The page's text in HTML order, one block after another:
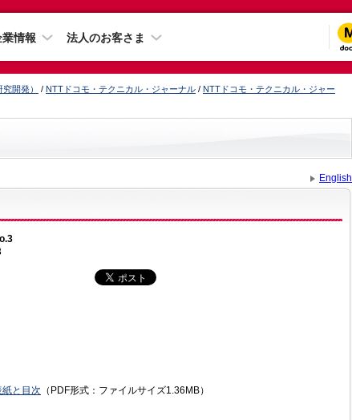
業情報 法人のお客さま
開発） / NTTドコモ・テクニカル・ジャーナル / NTTドコモ・テクニカル・ジャー
English
紙と目次 （PDF形式：ファイルサイズ1.36MB）